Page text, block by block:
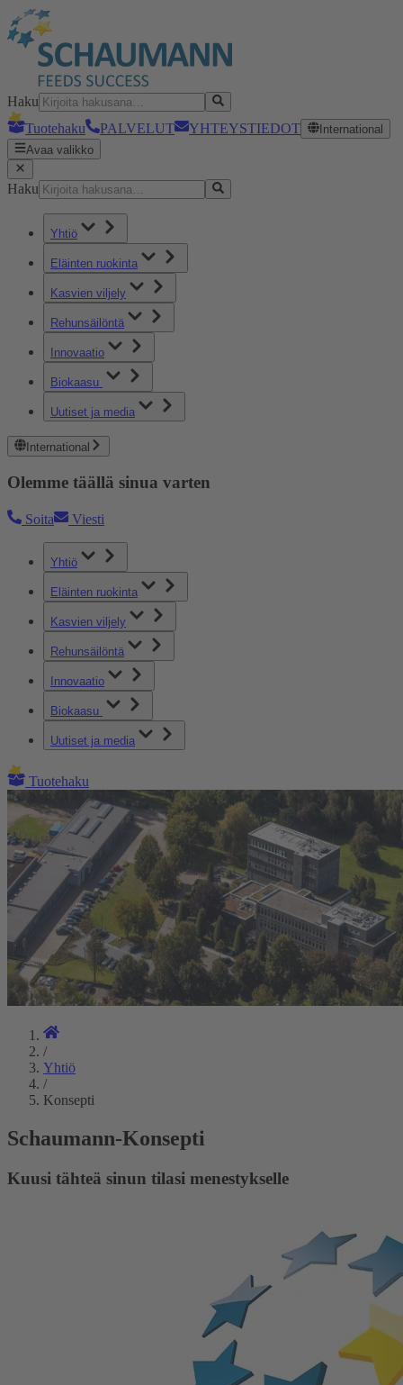
Haku
Tuotehaku
PALVELUT YHTEYSTIEDOT
International
Avaa valikko
Haku
Yhtiö
Eläinten ruokinta
Kasvien viljely
Rehunsäilöntä
Innovaatio
Biokaasu
Uutiset ja media
International
Olemme täällä sinua varten
Soita Viesti
Yhtiö
Eläinten ruokinta
Kasvien viljely
Rehunsäilöntä
Innovaatio
Biokaasu
Uutiset ja media
Tuotehaku
/
Yhtiö
/
Konsepti
Schaumann-Konsepti
Kuusi tähteä sinun tilasi menestykselle